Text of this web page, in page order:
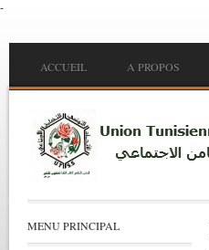
-
Main menu
ACCUEIL A PROPOS
MENU PRINCIPAL